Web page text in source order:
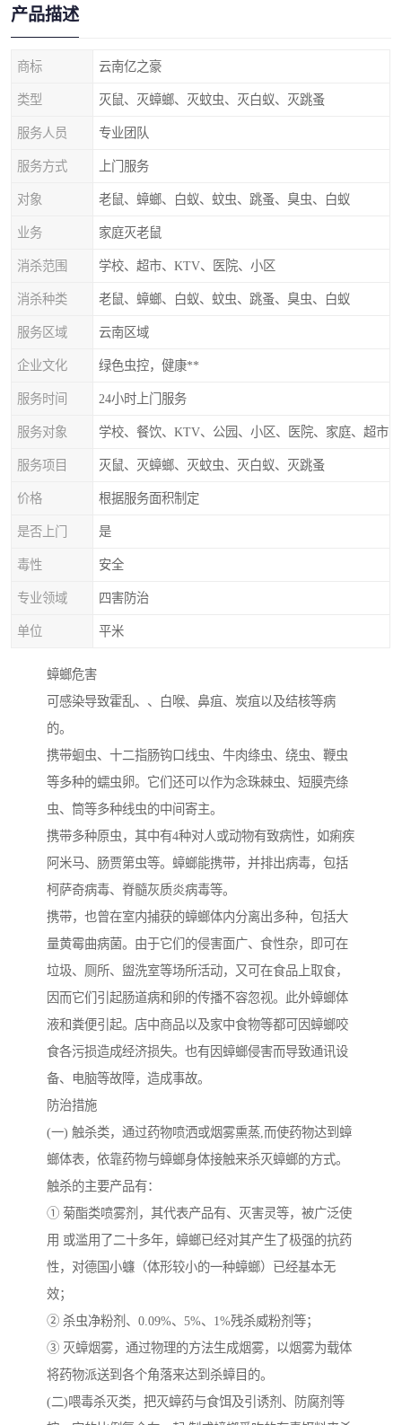
产品描述
商标 云南亿之豪
类型 灭鼠、灭蟑螂、灭蚊虫、灭白蚁、灭跳蚤
服务人员 专业团队
服务方式 上门服务
对象 老鼠、蟑螂、白蚁、蚊虫、跳蚤、臭虫、白蚁
业务 家庭灭老鼠
消杀范围 学校、超市、KTV、医院、小区
消杀种类 老鼠、蟑螂、白蚁、蚊虫、跳蚤、臭虫、白蚁
服务区域 云南区域
企业文化 绿色虫控，健康**
服务时间 24小时上门服务
服务对象 学校、餐饮、KTV、公园、小区、医院、家庭、超市
服务项目 灭鼠、灭蟑螂、灭蚊虫、灭白蚁、灭跳蚤
价格 根据服务面积制定
是否上门 是
毒性 安全
专业领域 四害防治
单位 平米
蟑螂危害
可感染导致霍乱、、白喉、鼻疽、炭疽以及结核等病
的。
携带蛔虫、十二指肠钩口线虫、牛肉绦虫、绕虫、鞭虫
等多种的蠕虫卵。它们还可以作为念珠棘虫、短膜壳绦
虫、筒等多种线虫的中间寄主。
携带多种原虫，其中有4种对人或动物有致病性，如痢疾
阿米马、肠贾第虫等。蟑螂能携带，并排出病毒，包括
柯萨奇病毒、脊髓灰质炎病毒等。
携带，也曾在室内捕获的蟑螂体内分离出多种，包括大
量黄霉曲病菌。由于它们的侵害面广、食性杂，即可在
垃圾、厕所、盥洗室等场所活动，又可在食品上取食，
因而它们引起肠道病和卵的传播不容忽视。此外蟑螂体
液和粪便引起。店中商品以及家中食物等都可因蟑螂咬
食各污损造成经济损失。也有因蟑螂侵害而导致通讯设
备、电脑等故障，造成事故。
防治措施
(一) 触杀类，通过药物喷洒或烟雾熏蒸,而使药物达到蟑
螂体表，依靠药物与蟑螂身体接触来杀灭蟑螂的方式。
触杀的主要产品有：
① 菊酯类喷雾剂，其代表产品有、灭害灵等，被广泛使
用 或滥用了二十多年，蟑螂已经对其产生了极强的抗药
性，对德国小蠊（体形较小的一种蟑螂）已经基本无
效；
② 杀虫净粉剂、0.09%、5%、1%残杀威粉剂等；
③ 灭蟑烟雾，通过物理的方法生成烟雾，以烟雾为载体
将药物派送到各个角落来达到杀蟑目的。
(二)喂毒杀灭类，把灭蟑药与食饵及引诱剂、防腐剂等